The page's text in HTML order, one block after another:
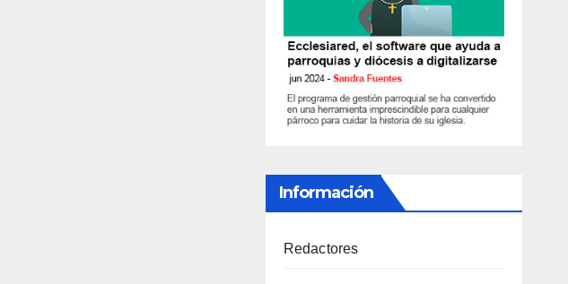
Información
Redactores